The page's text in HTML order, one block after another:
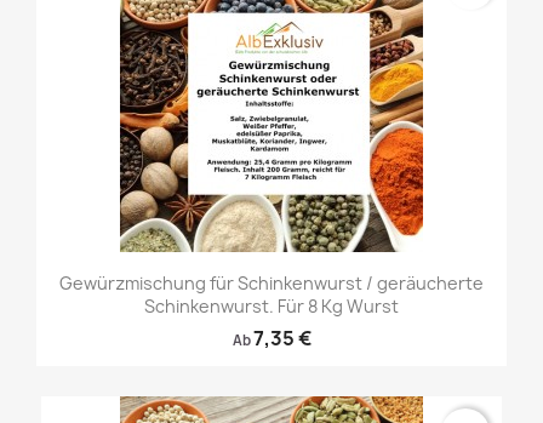
Gewürzmischung für Schinkenwurst / geräucherte
Schinkenwurst. Für 8 Kg Wurst
Ab7,35 €